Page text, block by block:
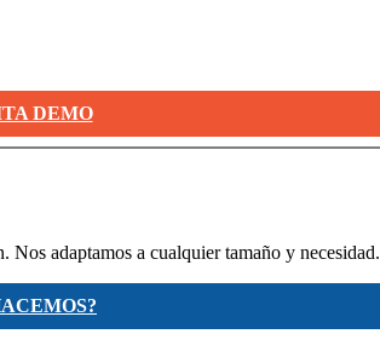
DEMO
Nos adaptamos a cualquier tamaño y necesidad.